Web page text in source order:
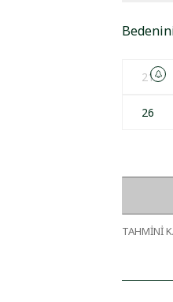
21
26
TAHMİNİ